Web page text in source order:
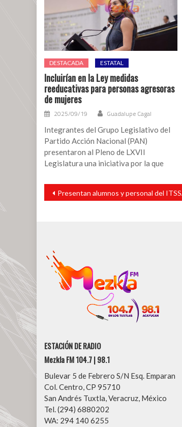
Matemáticas
DESTACADA ESTATAL
Incluirían en la Ley medidas
reeducativas para personas agresoras
de mujeres
2025/09/19 Guadalupe Cagal
Integrantes del Grupo Legislativo del
Partido Acción Nacional (PAN)
presentaron al Pleno de LXVII
Legislatura una iniciativa por la que
Navegación
entradas
Presentan alumnos y personal del ITSSAT importantes proyectos de beneficio social,
ESTACIÓN DE RADIO
Mezkla FM 104.7 | 98.1
Bulevar 5 de Febrero S/N Esq. Emparan
Col. Centro, CP 95710
San Andrés Tuxtla, Veracruz, México
Tel. (294) 6880202
WA: 294 140 6255